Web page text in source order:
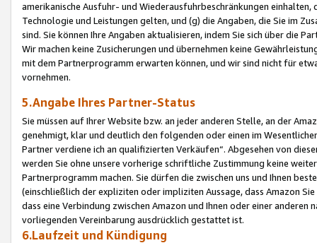
amerikanische Ausfuhr- und Wiederausfuhrbeschränkungen
Technologie und Leistungen gelten, und (g) die Angaben, die Sie im
sind. Sie können Ihre Angaben aktualisieren, indem Sie sich über die
Wir machen keine Zusicherungen und übernehmen keine
mit dem Partnerprogramm erwarten können, und wir sind nicht für
vornehmen.
5.Angabe Ihres Partner-Status
Sie müssen auf Ihrer Website bzw. an jeder anderen Stelle, an der
genehmigt, klar und deutlich den folgenden oder einen im
Partner verdiene ich an qualifizierten Verkäufen“. Abgesehen von
werden Sie ohne unsere vorherige schriftliche Zustimmung keine
Partnerprogramm machen. Sie dürfen die zwischen uns und Ihnen
(einschließlich der expliziten oder impliziten Aussage, dass Amazon
dass eine Verbindung zwischen Amazon und Ihnen oder einer
vorliegenden Vereinbarung ausdrücklich gestattet ist.
6.Laufzeit und Kündigung